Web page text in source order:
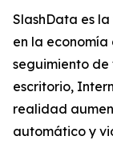
SlashData es
en la economía
seguimiento de
escritorio,
realidad
automático y